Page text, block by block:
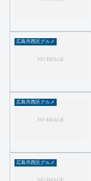
広島市西区グルメ
広島市西区グルメ
広島市西区グルメ